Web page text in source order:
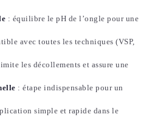
: équilibre le pH de l’ongle pour une
avec toutes les techniques (VSP,
les décollements et assure une
: étape indispensable pour un
simple et rapide dans le